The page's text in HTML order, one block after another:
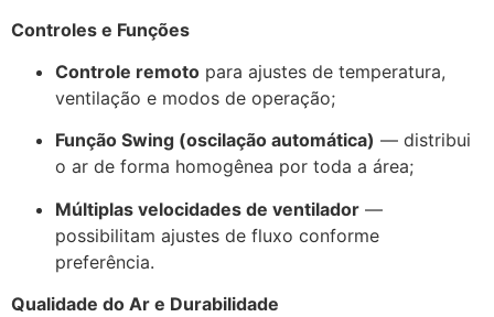
Controles e Funções
Controle remoto para ajustes de temperatura,
ventilação e modos de operação;
Função Swing (oscilação automática) — distribui
o ar de forma homogênea por toda a área;
Múltiplas velocidades de ventilador —
possibilitam ajustes de fluxo conforme
preferência.
Qualidade do Ar e Durabilidade